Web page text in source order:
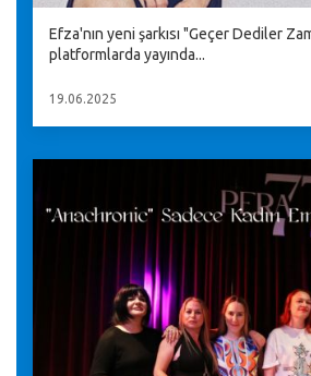
Efza'nın yeni şarkısı "Geçer Dediler
platformlarda yayında...
19.06.2025